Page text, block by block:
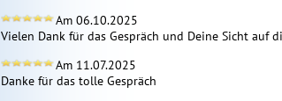
Am 06.10.2025
Vielen Dank für das Gespräch und Deine Sicht auf
Am 11.07.2025
Danke für das tolle Gespräch